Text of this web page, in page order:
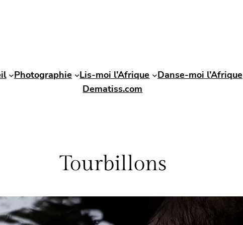
Photographie Lis-moi l’Afrique
Danse-moi l’Afrique
Dematiss.com
Tourbillons